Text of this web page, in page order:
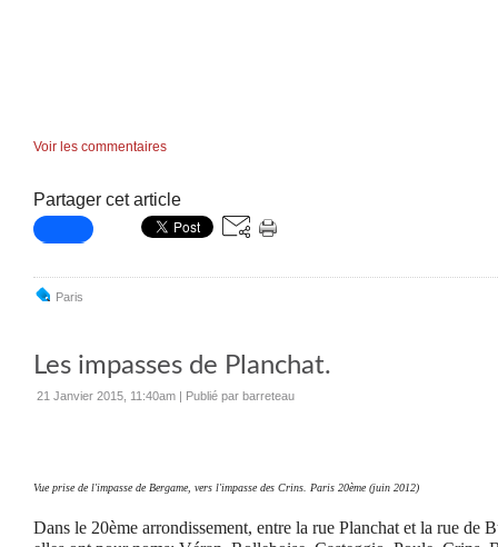
Voir les commentaires
Partager cet article
Paris
Les impasses de Planchat.
21 Janvier 2015, 11:40am | Publié par barreteau
Vue prise de l'impasse de Bergame, vers l'impasse des Crins. Paris 20ème (juin 2012)
Dans le 20ème arrondissement, entre la rue Planchat et la rue de